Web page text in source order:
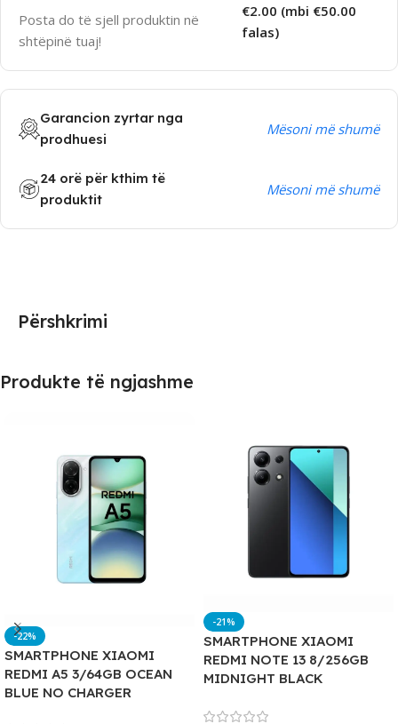
Posta do të sjell produktin në
shtëpinë tuaj!
€2.00 (mbi €50.00
falas)
Garancion zyrtar nga
prodhuesi
Mësoni më shumë
24 orë për kthim të
produktit
Mësoni më shumë
Përshkrimi
Produkte të ngjashme
-22%
SMARTPHONE XIAOMI
REDMI A5 3/64GB OCEAN
BLUE NO CHARGER
-21%
SMARTPHONE XIAOMI
REDMI NOTE 13 8/256GB
MIDNIGHT BLACK